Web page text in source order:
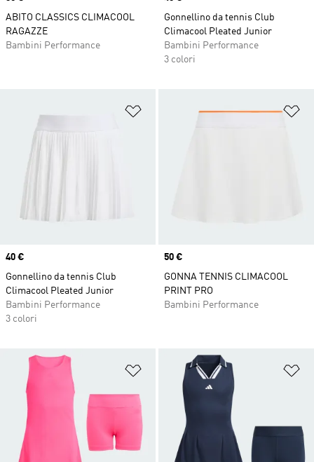
ABITO CLASSICS CLIMACOOL
RAGAZZE
Bambini Performance
Gonnellino da tennis Club
Climacool Pleated Junior
Bambini Performance
3 colori
Aggiungi alla lista dei desideri
Price
40 €
Gonnellino da tennis Club
Climacool Pleated Junior
Bambini Performance
3 colori
Price
50 €
GONNA TENNIS CLIMACOOL
PRINT PRO
Bambini Performance
Aggiungi alla lista dei desideri